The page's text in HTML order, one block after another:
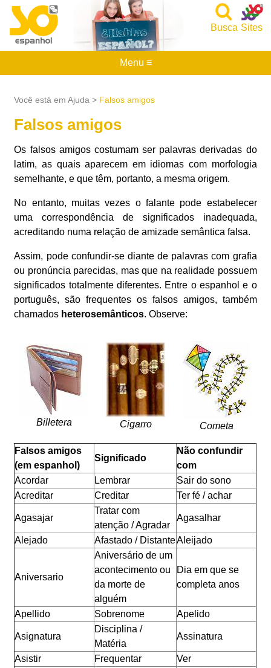
Sites
Busca
Você está em Ajuda > Falsos amigos
Falsos amigos
Os falsos amigos costumam ser palavras derivadas do
latim, as quais aparecem em idiomas com morfologia
semelhante, e que têm, portanto, a mesma origem.
No entanto, muitas vezes o falante pode estabelecer
uma correspondência de significados inadequada,
acreditando numa relação de amizade semântica falsa.
Assim, pode confundir-se diante de palavras com grafia
ou pronúncia parecidas, mas que na realidade possuem
significados totalmente diferentes. Entre o espanhol e o
português, são frequentes os falsos amigos, também
chamados heterosemânticos. Observe:
Billetera Cigarro Cometa
Falsos amigos
(em espanhol)
Significado
Não confundir
com
Acordar
Lembrar
Sair do sono
Acreditar
Creditar Ter fé / achar
Agasajar
Tratar com
atenção / Agradar
Agasalhar
Alejado Afastado / DistanteAleijado
Aniversario
Aniversário de um
acontecimento ou
da morte de
alguém
Dia em que se
completa anos
Apellido Sobrenome Apelido
Asignatura
Disciplina /
Matéria
Assinatura
Asistir Frequentar
Ver